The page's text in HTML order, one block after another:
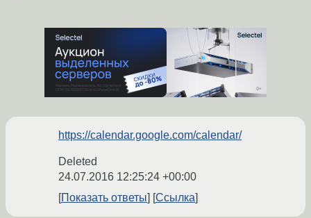
https://calendar.google.com/calendar/
Deleted
24.07.2016 12:25:24 +00:00
Показать ответы
Ссылка